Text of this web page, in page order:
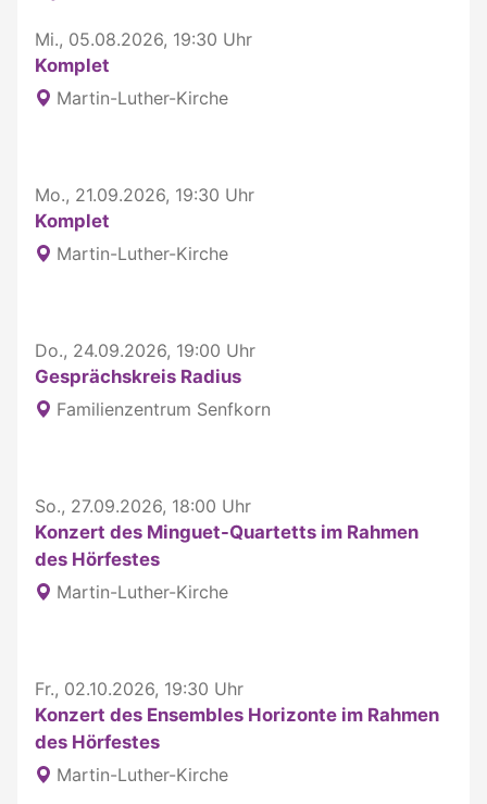
Mi., 05.08.2026, 19:30 Uhr
Komplet
Martin-Luther-Kirche
Mo., 21.09.2026, 19:30 Uhr
Komplet
Martin-Luther-Kirche
Do., 24.09.2026, 19:00 Uhr
Gesprächskreis Radius
Familienzentrum Senfkorn
So., 27.09.2026, 18:00 Uhr
Konzert des Minguet-Quartetts im Rahmen
des Hörfestes
Martin-Luther-Kirche
Fr., 02.10.2026, 19:30 Uhr
Konzert des Ensembles Horizonte im Rahmen
des Hörfestes
Martin-Luther-Kirche